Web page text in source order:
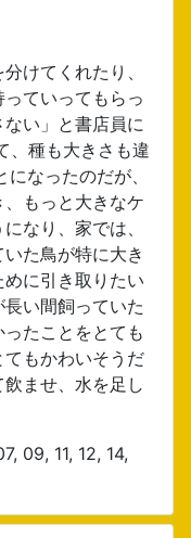
けてくれたり、
ていってもらっ
い」と書店員に
、種も大きさも違
なったのだが、
もっと大きなケ
なり、家では、
た鳥が特に大き
に引き取りたい
い間飼っていた
たことをとても
もかわいそうだ
ませ、水を足し
09, 11, 12, 14,